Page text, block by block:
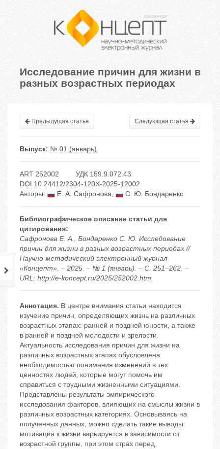
Исследование причин для жизни в
разных возрастных периодах
Предыдущая статья Следующая статья
Выпуск: № 01 (январь)
ART 252002
УДК 159.9.072.43
DOI 10.24412/2304-120X-2025-12002
Авторы:
Е. А. Сафронова, С. Ю. Бондаренко
Библиографическое описание статьи для
цитирования:
Сафронова Е. А., Бондаренко С. Ю. Исследование
причин для жизни в разных возрастных периодах //
Научно-методический электронный журнал
«Концепт». – 2025. – № 1 (январь). – С. 251–262. –
URL: http://e-koncept.ru/2025/252002.htm.
Аннотация. В центре внимания статьи находится
изучение причин, определяющих жизнь на различных
возрастных этапах: ранней и поздней юности, а также
в ранней и поздней молодости и зрелости.
Актуальность исследования причин для жизни на
различных возрастных этапах обусловлена
необходимостью понимания изменений в тех
ценностях людей, которые могут помочь им
справиться с трудными жизненными ситуациями.
Представлены результаты эмпирического
исследования факторов, влияющих на смыслы жизни в
различных возрастных категориях. Основываясь на
полученных данных, можно сделать такие выводы:
мотивация к жизни варьируется в зависимости от
возрастной группы, при этом страх перед